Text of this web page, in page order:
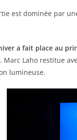
est dominée par
a fait place au
Marc Laho restitue
lumineuse.